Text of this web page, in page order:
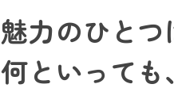
魅力のひとつ
何といっても、